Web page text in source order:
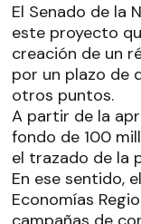
El Senado de la
este proyecto
creación de un
por un plazo de
otros puntos.
A partir de la
fondo de 100
el trazado de la
En ese sentido,
Economías